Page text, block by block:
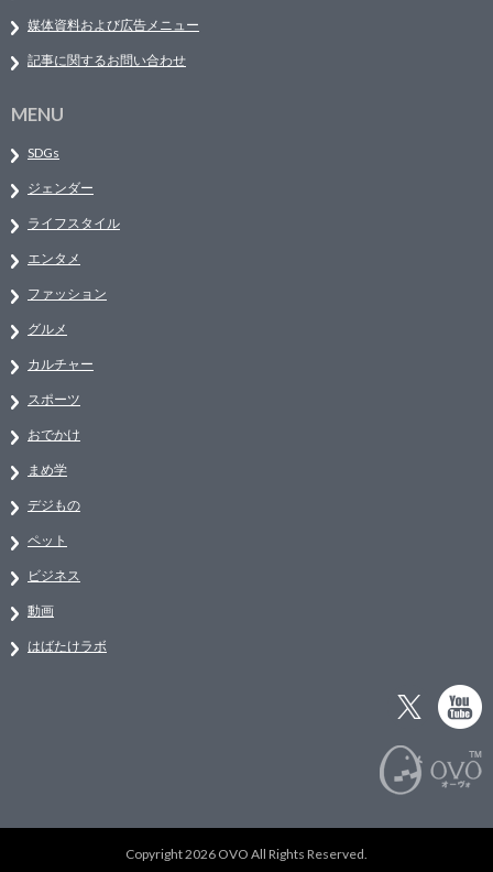
媒体資料および広告メニュー
記事に関するお問い合わせ
MENU
SDGs
ジェンダー
ライフスタイル
エンタメ
ファッション
グルメ
カルチャー
スポーツ
おでかけ
まめ学
デジもの
ペット
ビジネス
動画
はばたけラボ
Copyright 2026 OVO All Rights Reserved.